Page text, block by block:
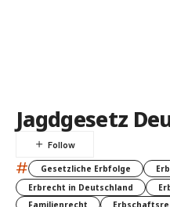
Jagdgesetz
# Gesetzliche Erbfolge
Erbrecht in Deutschland
Familienrecht